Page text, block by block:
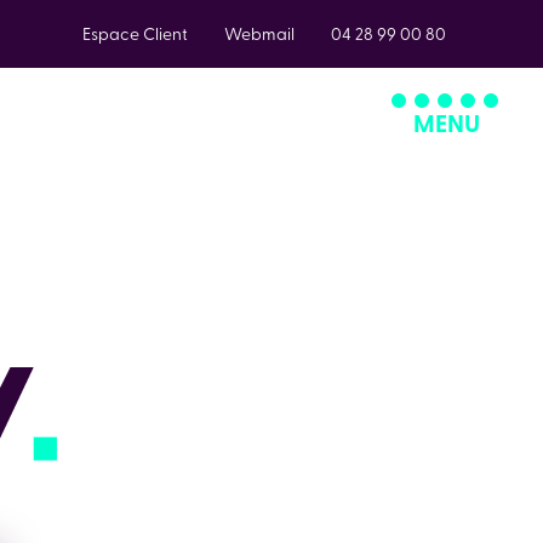
Espace Client Webmail 04 28 99 00 80
MENU